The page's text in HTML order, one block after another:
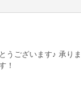
うございます♪ 承りま
！